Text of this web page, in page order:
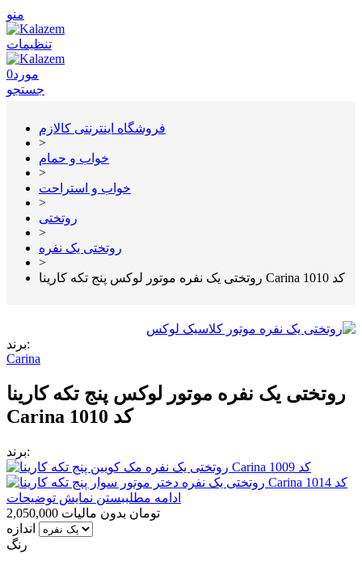
منو
تنظیمات
0مورد
جستجو
فروشگاه اینترنتی کالازم
>
خواب و حمام
>
خواب و استراحت
>
روتختی
>
روتختی یک نفره
>
روتختی یک نفره موتور لوکس پنج تکه کارینا Carina کد 1010
برند:
Carina
روتختی یک نفره موتور لوکس پنج تکه کارینا
Carina کد 1010
برند:
ادامه مطلببستن نمایش توضیحات
2,050,000 تومان بدون مالیات
اندازه
رنگ